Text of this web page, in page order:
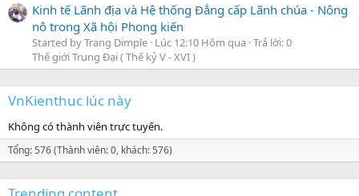
Kinh tế Lãnh địa và Hệ thống Đẳng cấp Lãnh chúa - Nông
nô trong Xã hội Phong kiến
Started by Trang Dimple Lúc 12:10 Hôm qua Trả lời: 0
Thế giới Trung Đại ( Thế kỷ V - XVI )
VnKienthuc lúc này
Không có thành viên trực tuyến.
Tổng: 576 (Thành viên: 0, khách: 576)